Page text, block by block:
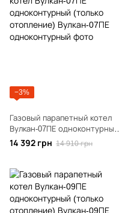
−3%
Газовый парапетный котел
Вулкан-07ПЕ одноконтурный
(только отопление)
14 392 грн 14 910 грн